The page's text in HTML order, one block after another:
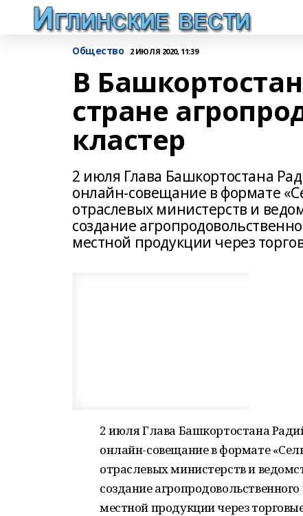
Общество 2 ИЮЛЯ 2020, 11:39
В
стране
кластер
2 июля Глава Башкортостана
онлайн-совещание в формате
отраслевых министерств и
создание
местной продукции через
2 июля Глава Башкортостана
онлайн-совещание в формате
отраслевых министерств и
создание
местной продукции через